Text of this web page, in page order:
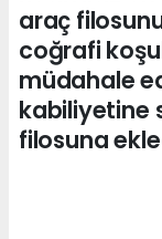
araç
coğrafi
müdahale
kabiliyetine
filosuna